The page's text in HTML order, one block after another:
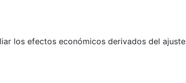
los efectos económicos derivados del ajuste